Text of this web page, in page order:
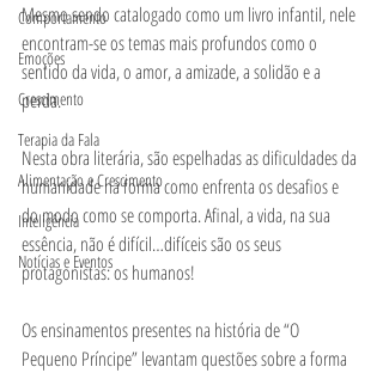
Comportamento
Emoções
Crescimento
Terapia da Fala
Alimentação e Crescimento
Inteligência
Notícias e Eventos
Mesmo sendo catalogado como um livro infantil, nele
encontram-se os temas mais profundos como o
sentido da vida, o amor, a amizade, a solidão e a
perda.
Nesta obra literária, são espelhadas as dificuldades da
humanidade na forma como enfrenta os desafios e
do modo como se comporta. Afinal, a vida, na sua
essência, não é difícil…difíceis são os seus
protagonistas: os humanos!
Os ensinamentos presentes na história de “O
Pequeno Príncipe” levantam questões sobre a forma